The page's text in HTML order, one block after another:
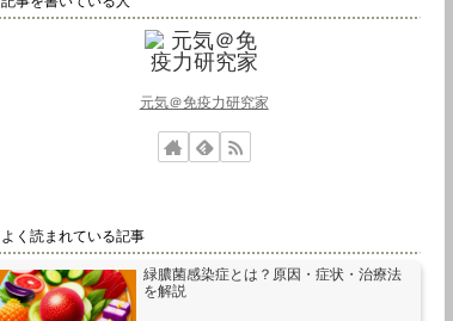
元気＠免疫力研究家
よく読まれている記事
緑膿菌感染症とは？原因・症状・治療法
を解説